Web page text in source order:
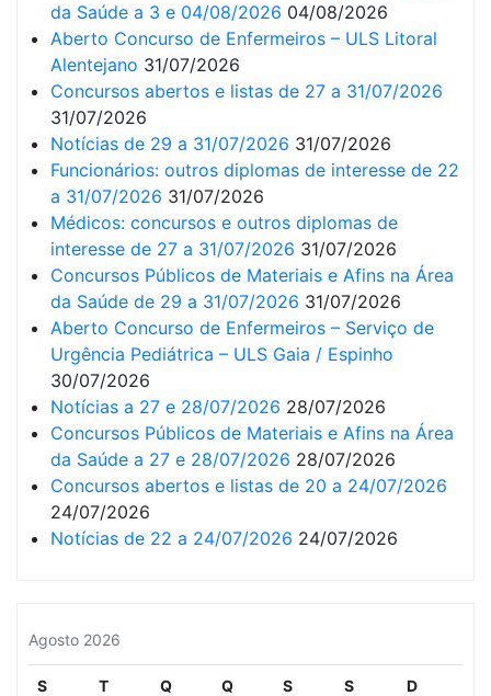
da Saúde a 3 e 04/08/2026 04/08/2026
Aberto Concurso de Enfermeiros – ULS Litoral
Alentejano 31/07/2026
Concursos abertos e listas de 27 a 31/07/2026
31/07/2026
Notícias de 29 a 31/07/2026 31/07/2026
Funcionários: outros diplomas de interesse de 22
a 31/07/2026 31/07/2026
Médicos: concursos e outros diplomas de
interesse de 27 a 31/07/2026 31/07/2026
Concursos Públicos de Materiais e Afins na Área
da Saúde de 29 a 31/07/2026 31/07/2026
Aberto Concurso de Enfermeiros – Serviço de
Urgência Pediátrica – ULS Gaia / Espinho
30/07/2026
Notícias a 27 e 28/07/2026 28/07/2026
Concursos Públicos de Materiais e Afins na Área
da Saúde a 27 e 28/07/2026 28/07/2026
Concursos abertos e listas de 20 a 24/07/2026
24/07/2026
Notícias de 22 a 24/07/2026 24/07/2026
Agosto 2026
S T Q Q S S D